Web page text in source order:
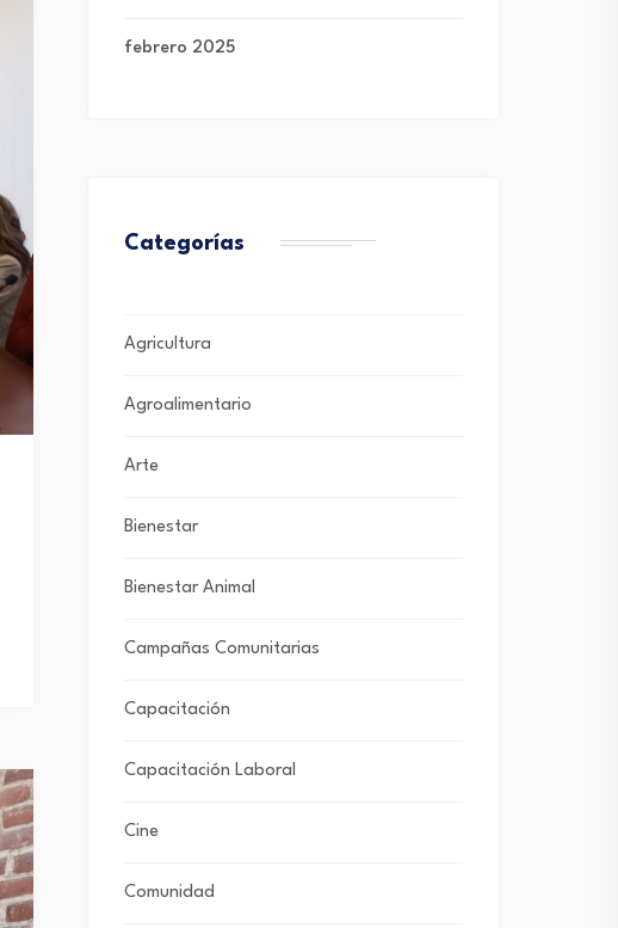
febrero 2025
Categorías
Agricultura
Agroalimentario
Arte
Bienestar
Bienestar Animal
Campañas Comunitarias
Capacitación
Capacitación Laboral
Cine
Comunidad